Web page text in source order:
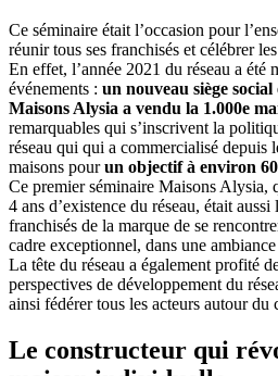
Ce séminaire était l’occasion pour
réunir tous ses franchisés et célébrer
En effet, l’année 2021 du réseau a été
événements : un nouveau siège
Maisons Alysia a vendu la 1.000e
remarquables qui s’inscrivent la
réseau qui qui a commercialisé depuis
maisons pourun objectif à environ
Ce premier séminaire Maisons Alysia,
4 ans d’existence du réseau, était
franchisés de la marque de se
cadre exceptionnel, dans une
La tête du réseau a également profité
perspectives de développement du
ainsi fédérer tous les acteurs autour
Le constructeur qui